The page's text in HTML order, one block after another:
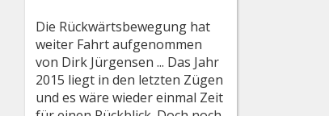
Die Rückwärtsbewegung hat
weiter Fahrt aufgenommen
von Dirk Jürgensen ... Das Jahr
2015 liegt in den letzten Zügen
und es wäre wieder einmal Zeit